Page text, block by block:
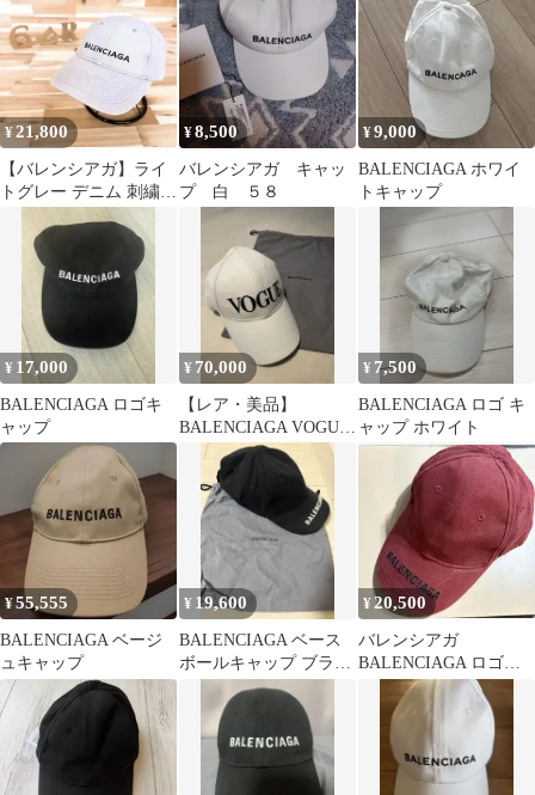
¥21,800
【バレンシアガ】ライ
トグレー デニム 刺繍ロ
プ 黒ロゴ
¥8,500
バレンシアガ キャッ
プ 白 ５８
¥9,000
BALENCIAGA ホワイ
トキャップ
¥ 17,000
BALENCIAGA ロゴキ
ャップ
¥ 70,000
【レア・美品】
BALENCIAGA VOGUE
ベースボールキャップ
¥ 7,500
BALENCIAGA ロゴ キ
ャップ ホワイト
¥55,555
BALENCIAGA ベージ
ュキャップ
¥ 19,600
BALENCIAGA ベース
ボールキャップ ブラッ
ク L
¥20,500
バレンシアガ
BALENCIAGA ロゴキ
ャップ ボルドー